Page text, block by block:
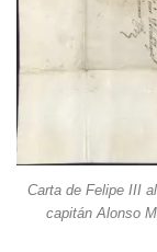
Carta de Felipe III
capitán Alonso